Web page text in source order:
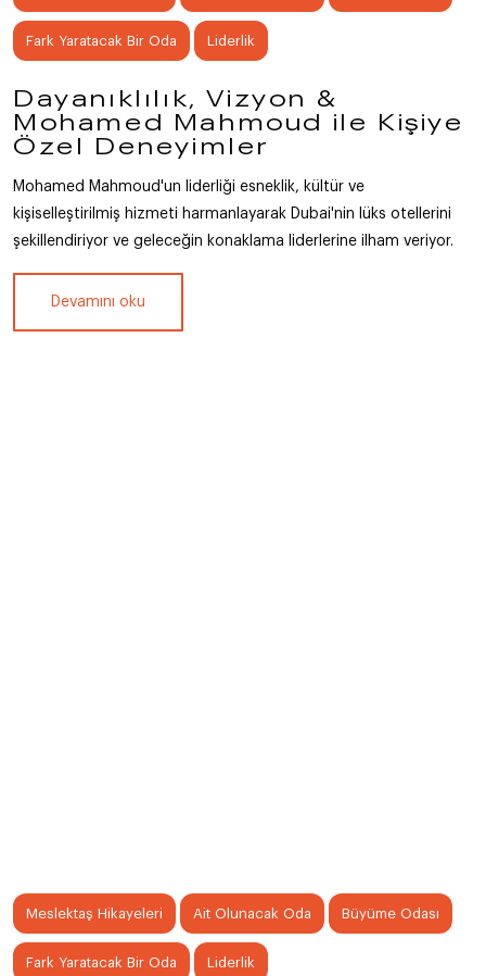
Fark Yaratacak Bir Oda Liderlik
Dayanıklılık, Vizyon &
Mohamed Mahmoud ile Kişiye
Özel Deneyimler
Mohamed Mahmoud'un liderliği esneklik, kültür ve
kişiselleştirilmiş hizmeti harmanlayarak Dubai'nin lüks otellerini
şekillendiriyor ve geleceğin konaklama liderlerine ilham veriyor.
Devamını oku
Meslektaş Hikayeleri Ait Olunacak Oda Büyüme Odası
Fark Yaratacak Bir Oda Liderlik